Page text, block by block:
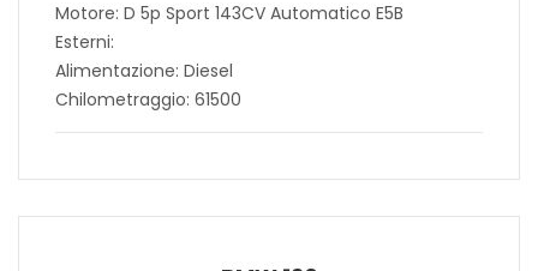
Motore: D 5p Sport 143CV Automatico E5B
Esterni:
Alimentazione: Diesel
Chilometraggio: 61500